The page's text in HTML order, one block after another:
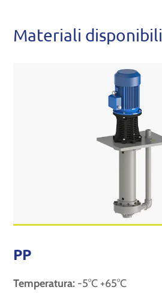
Materiali disponibili
PP
Temperatura: -5°C +65°C